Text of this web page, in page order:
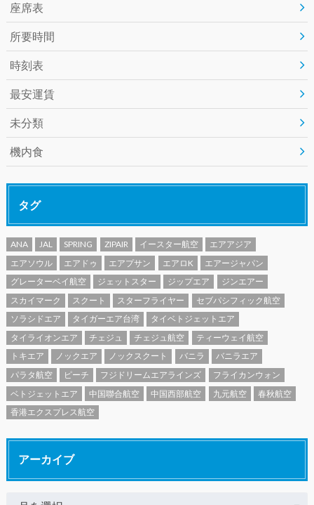
座席表
所要時間
時刻表
最安運賃
未分類
機内食
タグ
ANA JAL SPRING ZIPAIR イースター航空
エアアジア
エアソウル
エアドゥ エアプサン エアロK
エアージャパン
グレーターベイ航空
ジェットスター ジップエア
ジンエアー
スカイマーク
スクート スターフライヤー
セブパシフィック航空
ソラシドエア
タイガーエア台湾
タイベトジェットエア
タイライオンエア
チェジュ チェジュ航空
ティーウェイ航空
トキエア
ノックエア ノックスクート バニラ
バニラエア
パラタ航空
ピーチ フジドリームエアラインズ
フライカンウォン
ベトジェットエア
中国聯合航空 中国西部航空 九元航空
春秋航空
香港エクスプレス航空
アーカイブ